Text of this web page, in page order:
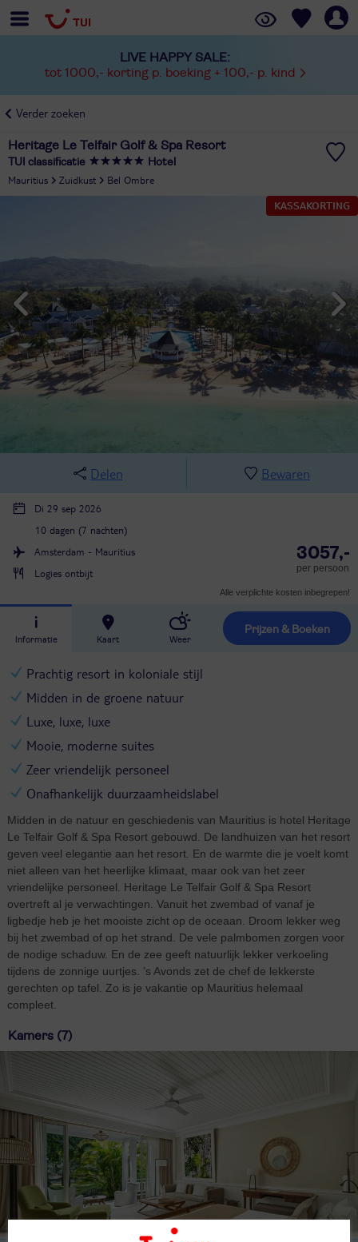
LIVE HAPPY SALE:
tot 1000,- korting p. boeking + 100,- p. kind
Verder zoeken
Heritage Le Telfair Golf & Spa Resort
TUI classificatie Hotel
Mauritius Zuidkust
Bel Ombre
KASSAKORTING
Delen Bewaren
Di 29 sep 2026
10 dagen (7 nachten)
Amsterdam - Mauritius
Logies ontbijt
3057,-
per persoon
Alle verplichte kosten inbegrepen!
Informatie Kaart Weer
Prijzen & Boeken
Prachtig resort in koloniale stijl
Midden in de groene natuur
Luxe, luxe, luxe
Mooie, moderne suites
Zeer vriendelijk personeel
Onafhankelijk duurzaamheidslabel
Midden in de natuur en geschiedenis van Mauritius is hotel Heritage
Le Telfair Golf & Spa Resort gebouwd. De landhuizen van het resort
geven veel elegantie aan het resort. En de warmte die je voelt komt
niet alleen van het heerlijke klimaat, maar ook van het zeer
vriendelijke personeel. Heritage Le Telfair Golf & Spa Resort
overtreft al je verwachtingen. Vanuit het zwembad of vanaf je
ligbedje heb je het mooiste zicht op de oceaan. Droom lekker weg
bij het zwembad of op het strand. De vele palmbomen zorgen voor
de nodige schaduw. En de zee geeft natuurlijk lekker verkoeling
tijdens de zonnige uurtjes. ’s Avonds zet de chef de lekkerste
gerechten op tafel. Zo is je vakantie op Mauritius helemaal
compleet.
Kamers (7)